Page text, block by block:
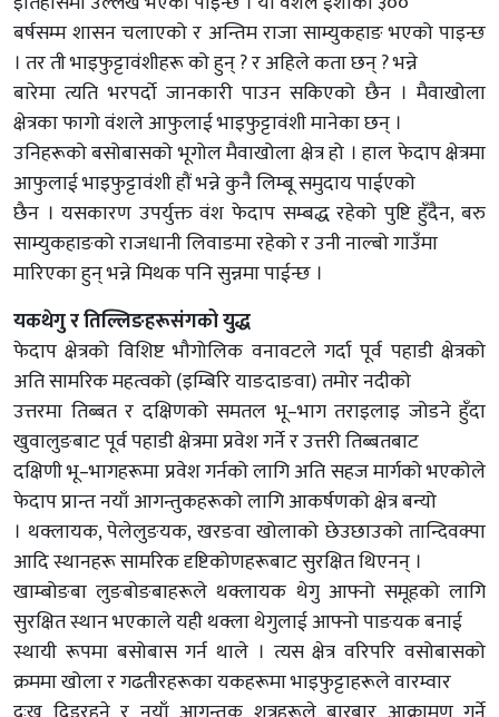
बर्षसम्म शासन चलाएको र अन्तिम राजा साम्युकहाङ भएको पाइन्छ
। तर ती भाइफुट्टावंशीहरू को हुन् ? र अहिले कता छन् ? भन्ने
बारेमा त्यति भरपर्दाे जानकारी पाउन सकिएको छैन । मैवाखोला
क्षेत्रका फागो वंशले आफुलाई भाइफुट्टावंशी मानेका छन् ।
उनिहरूको बसोबासको भूगोल मैवाखोला क्षेत्र हो । हाल फेदाप क्षेत्रमा
आफुलाई भाइफुट्टावंशी हौं भन्ने कुनै लिम्बू समुदाय पाईएको
छैन । यसकारण उपर्युक्त वंश फेदाप सम्बद्ध रहेको पुष्टि हुँदैन, बरु
साम्युकहाङको राजधानी लिवाङमा रहेको र उनी नाल्बो गाउँमा
मारिएका हुन् भन्ने मिथक पनि सुन्नमा पाईन्छ ।
यकथेगु र तिल्लिङहरूसंगको युद्ध
फेदाप क्षेत्रको विशिष्ट भौगोलिक वनावटले गर्दा पूर्व पहाडी क्षेत्रको
अति सामरिक महत्वको (इम्बिरि याङदाङवा) तमोर नदीको
उत्तरमा तिब्बत र दक्षिणको समतल भू–भाग तराइलाइ जोडने हुँदा
खुवालुङबाट पूर्व पहाडी क्षेत्रमा प्रवेश गर्ने र उत्तरी तिब्बतबाट
दक्षिणी भू–भागहरूमा प्रवेश गर्नको लागि अति सहज मार्गको भएकोले
फेदाप प्रान्त नयाँ आगन्तुकहरूको लागि आकर्षणको क्षेत्र बन्यो
। थक्लायक, पेलेलुङयक, खरङवा खोलाको छेउछाउको तान्दिवक्पा
आदि स्थानहरू सामरिक दृष्टिकोणहरूबाट सुरक्षित थिएनन् ।
खाम्बोङबा लुङबोङबाहरूले थक्लायक थेगु आफ्नो समूहको लागि
सुरक्षित स्थान भएकाले यही थक्ला थेगुलाई आफ्नो पाङयक बनाई
स्थायी रूपमा बसोबास गर्न थाले । त्यस क्षेत्र वरिपरि वसोबासको
क्रममा खोला र गढतीरहरूका यकहरूमा भाइफुट्टाहरूले वारम्वार